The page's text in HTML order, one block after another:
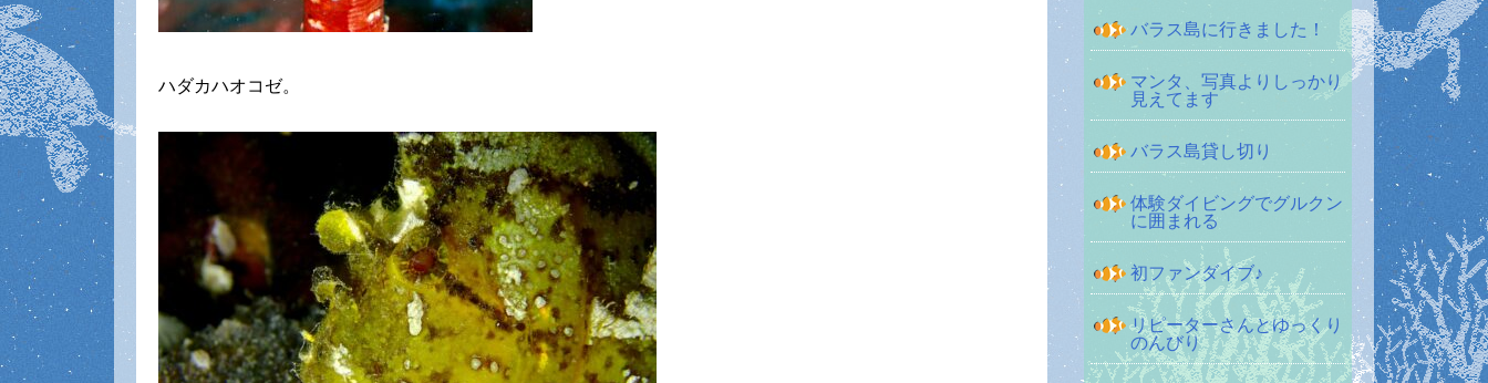
ハダカハオコゼ。
バラス島に行きました！
マンタ、写真よりしっかり
見えてます
バラス島貸し切り
体験ダイビングでグルクン
に囲まれる
初ファンダイブ♪
リピーターさんとゆっくり
のんびり